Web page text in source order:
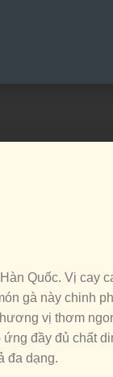
Quốc. Vị cay
gà này chinh
vị thơm
ứng đầy đủ chất
đa dạng.